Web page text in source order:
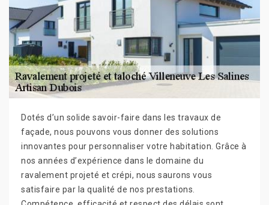
Dotés d’un solide savoir-faire dans les travaux de
façade, nous pouvons vous donner des solutions
innovantes pour personnaliser votre habitation. Grâce à
nos années d’expérience dans le domaine du
ravalement projeté et crépi, nous saurons vous
satisfaire par la qualité de nos prestations.